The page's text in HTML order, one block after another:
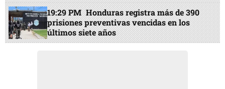
19:29 PM Honduras registra más de 390
prisiones preventivas vencidas en los
últimos siete años